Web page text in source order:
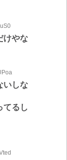
けやな
いしな
てるし